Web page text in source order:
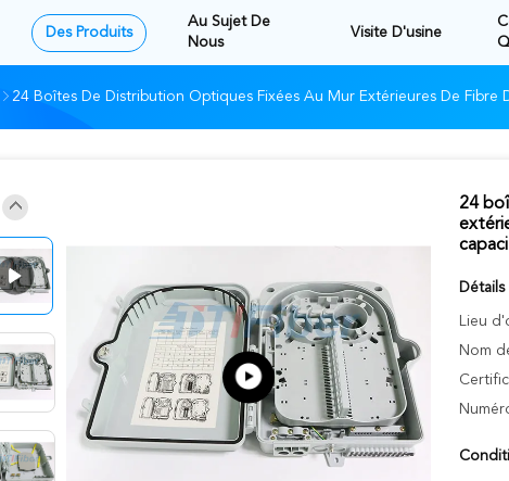
Des Produits
Au Sujet De
Nous
Visite D'usine
24 Boîtes De Distribution Optiques Fixées Au Mur Extérieures De Fibre
24
Lieu
Nom